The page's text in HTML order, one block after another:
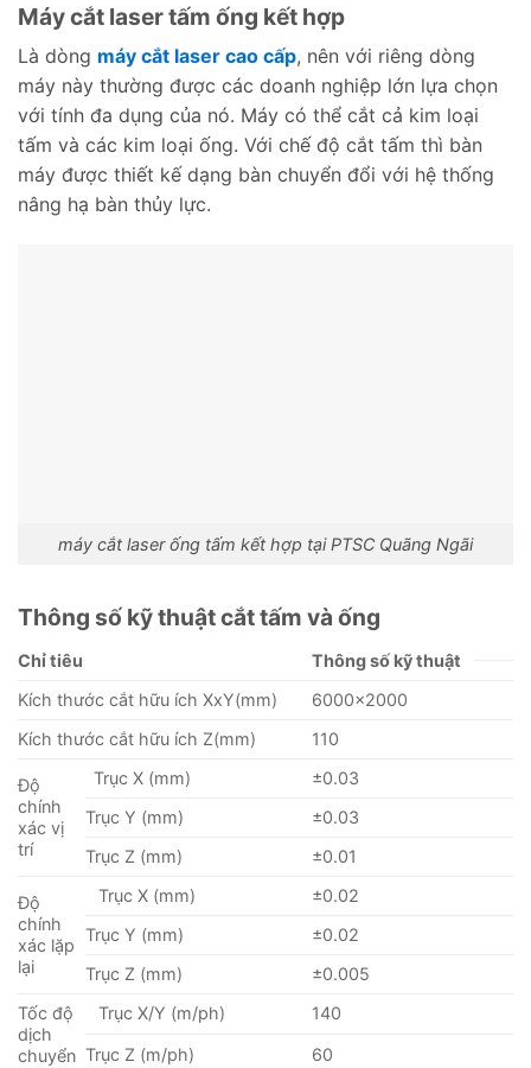
Máy cắt laser tấm ống kết hợp
Là dòng máy cắt laser cao cấp, nên với riêng dòng
máy này thường được các doanh nghiệp lớn lựa chọn
với tính đa dụng của nó. Máy có thể cắt cả kim loại
tấm và các kim loại ống. Với chế độ cắt tấm thì bàn
máy được thiết kế dạng bàn chuyển đổi với hệ thống
nâng hạ bàn thủy lực.
máy cắt laser ống tấm kết hợp tại PTSC Quãng Ngãi
Thông số kỹ thuật cắt tấm và ống
Chỉ tiêu
Thông số kỹ thuật
Kích thước cắt hữu ích XxY(mm)
6000×2000
Kích thước cắt hữu ích Z(mm)
110
Độ
chính
xác vị
trí
Trục X (mm)
±0.03
Trục Y (mm)
±0.03
Trục Z (mm)
±0.01
Độ
chính
xác lặp
lại
Trục X (mm)
±0.02
Trục Y (mm)
±0.02
Trục Z (mm)
±0.005
Tốc độ
dịch
chuyển
Trục X/Y (m/ph) 140
Trục Z (m/ph)
60